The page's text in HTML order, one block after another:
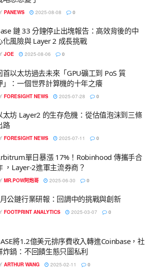
PANEWS 2025-08-08 0
鏈 33 分鐘停止出塊報告：高效背後的中
化風險與 Layer 2 成長挑戰
JOE 2025-08-06 0
首以太坊過去未來「GPU礦工到 PoS 質
」：一個世界計算機的十年之癢
FORESIGHT NEWS 2025-07-28 0
太坊 Layer2 的生存危機：從估值泡沫到三條
路
FORESIGHT NEWS 2025-07-11 0
單日暴漲 17%！Robinhood 傳攜手合
，Layer-2進軍主流券商？
MR.POW阿炮哥 2025-06-30 0
公鏈行業研報：回調中的挑戰與創新
FOOTPRINT ANALYTICS 2025-03-07 0
將1.2億美元排序費收入轉進Coinbase，社
炸鍋：不回饋生態只圖私利
ARTHUR WANG 2025-02-11 0